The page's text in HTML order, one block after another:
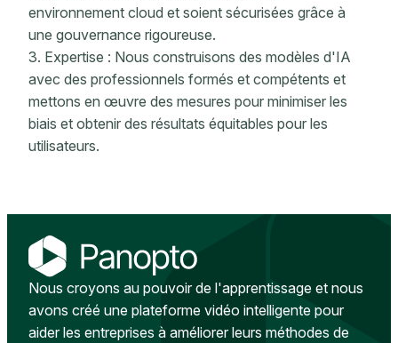
environnement cloud et soient sécurisées grâce à
une gouvernance rigoureuse.
3. Expertise : Nous construisons des modèles d'IA
avec des professionnels formés et compétents et
mettons en œuvre des mesures pour minimiser les
biais et obtenir des résultats équitables pour les
utilisateurs.
Nous croyons au pouvoir de l'apprentissage et nous
avons créé une plateforme vidéo intelligente pour
aider les entreprises à améliorer leurs méthodes de